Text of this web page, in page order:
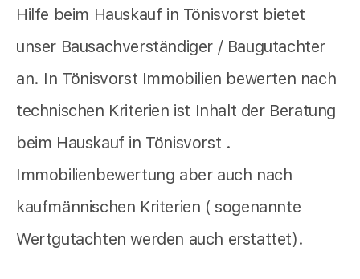
Hilfe beim Hauskauf in Tönisvorst bietet
unser Bausachverständiger / Baugutachter
an. In Tönisvorst Immobilien bewerten nach
technischen Kriterien ist Inhalt der Beratung
beim Hauskauf in Tönisvorst .
Immobilienbewertung aber auch nach
kaufmännischen Kriterien ( sogenannte
Wertgutachten werden auch erstattet).